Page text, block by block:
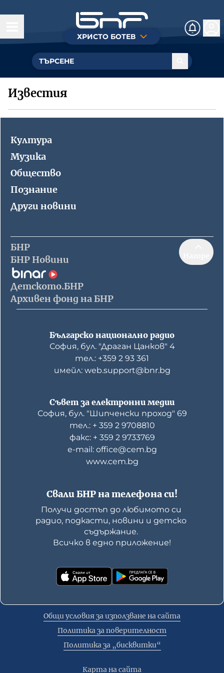
ХРИСТО БОТЕВ
Днес
Култура
Музика
Познание
Радиотеатър
БНР
Известия
Култура
Музика
Общество
Познание
Други новини
БНР
БНР Новини
Детското.БНР
Архивен фонд на БНР
Българско национално радио
София, бул. "Драган Цанков" 4
тел.: +359 2 93 361
имейл: web.support@bnr.bg
Свали БНР на телефона си!
Получи достъп до любимото си
радио, подкасти, новини и детско
съдържание.
Всичко в едно приложение!
Съвет за електронни медии
София, бул. "Шипченски проход" 69
тел.: + 359 2 9708810
факс: + 359 2 9733769
е-mail: office@cem.bg
www.cem.bg
Общи условия за използване на сайта
Политика за поверителност
Политика за „бисквитки“
Карта на сайта